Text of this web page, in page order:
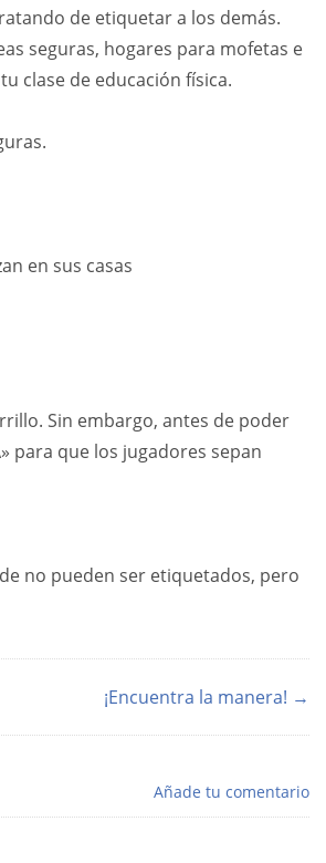
de etiquetar a los demás.
seguras, hogares para mofetas e
clase de educación física.
en sus casas
Sin embargo, antes de poder
para que los jugadores sepan
no pueden ser etiquetados, pero
¡Encuentra la manera! →
Añade tu comentario